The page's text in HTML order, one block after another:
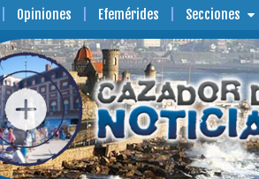
Opiniones Efemérides Secciones